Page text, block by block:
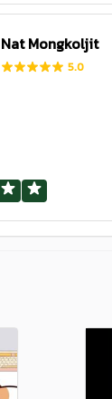
Nat Mongkoljit
5.0